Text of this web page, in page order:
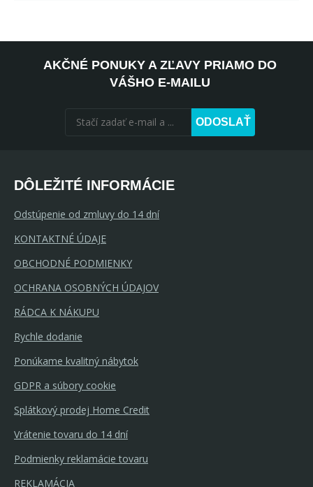
AKČNÉ PONUKY A ZĽAVY PRIAMO DO
VÁŠHO E-MAILU
ODOSLAŤ
DÔLEŽITÉ INFORMÁCIE
Odstúpenie od zmluvy do 14 dní
KONTAKTNÉ ÚDAJE
OBCHODNÉ PODMIENKY
OCHRANA OSOBNÝCH ÚDAJOV
RÁDCA K NÁKUPU
Rychle dodanie
Ponúkame kvalitný nábytok
GDPR a súbory cookie
Splátkový prodej Home Credit
Vrátenie tovaru do 14 dní
Podmienky reklamácie tovaru
REKLAMÁCIA